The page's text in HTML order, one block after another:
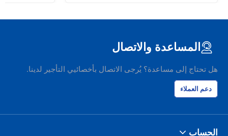
المساعدة والاتصال
هل تحتاج إلى مساعدة؟ يُرجى الاتصال بأخصائيي التأجير لدينا.
دعم العملاء
الحساب